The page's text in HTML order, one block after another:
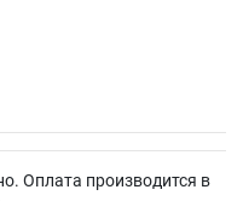
Оплата производится в